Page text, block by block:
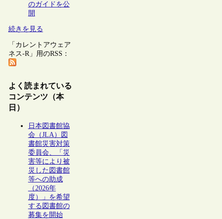
のガイドを公
開
続きを見る
「カレントアウェア
ネス-R」用のRSS：
よく読まれている
コンテンツ（本
日）
日本図書館協
会（JLA）図
書館災害対策
委員会、「災
害等により被
災した図書館
等への助成
（2026年
度）」を希望
する図書館の
募集を開始